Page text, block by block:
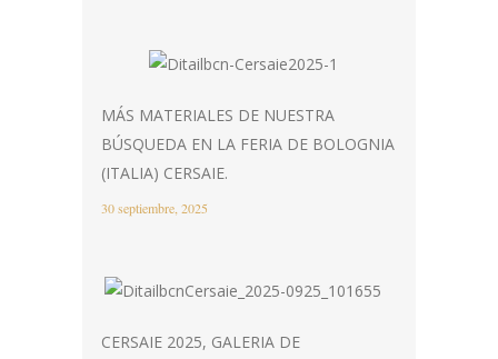
MÁS MATERIALES DE NUESTRA
BÚSQUEDA EN LA FERIA DE BOLOGNIA
(ITALIA) CERSAIE.
30 septiembre, 2025
CERSAIE 2025, GALERIA DE